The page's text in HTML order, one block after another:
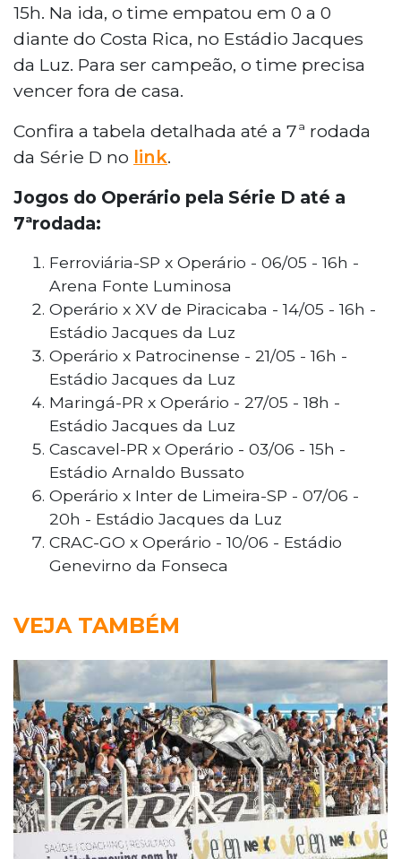
15h. Na ida, o time empatou em 0 a 0
diante do Costa Rica, no Estádio Jacques
da Luz. Para ser campeão, o time precisa
vencer fora de casa.
Confira a tabela detalhada até a 7ª rodada
da Série D no link.
Jogos do Operário pela Série D até a
7ªrodada:
Ferroviária-SP x Operário - 06/05 - 16h -
Arena Fonte Luminosa
Operário x XV de Piracicaba - 14/05 - 16h -
Estádio Jacques da Luz
Operário x Patrocinense - 21/05 - 16h -
Estádio Jacques da Luz
Maringá-PR x Operário - 27/05 - 18h -
Estádio Jacques da Luz
Cascavel-PR x Operário - 03/06 - 15h -
Estádio Arnaldo Bussato
Operário x Inter de Limeira-SP - 07/06 -
20h - Estádio Jacques da Luz
CRAC-GO x Operário - 10/06 - Estádio
Genevirno da Fonseca
VEJA TAMBÉM